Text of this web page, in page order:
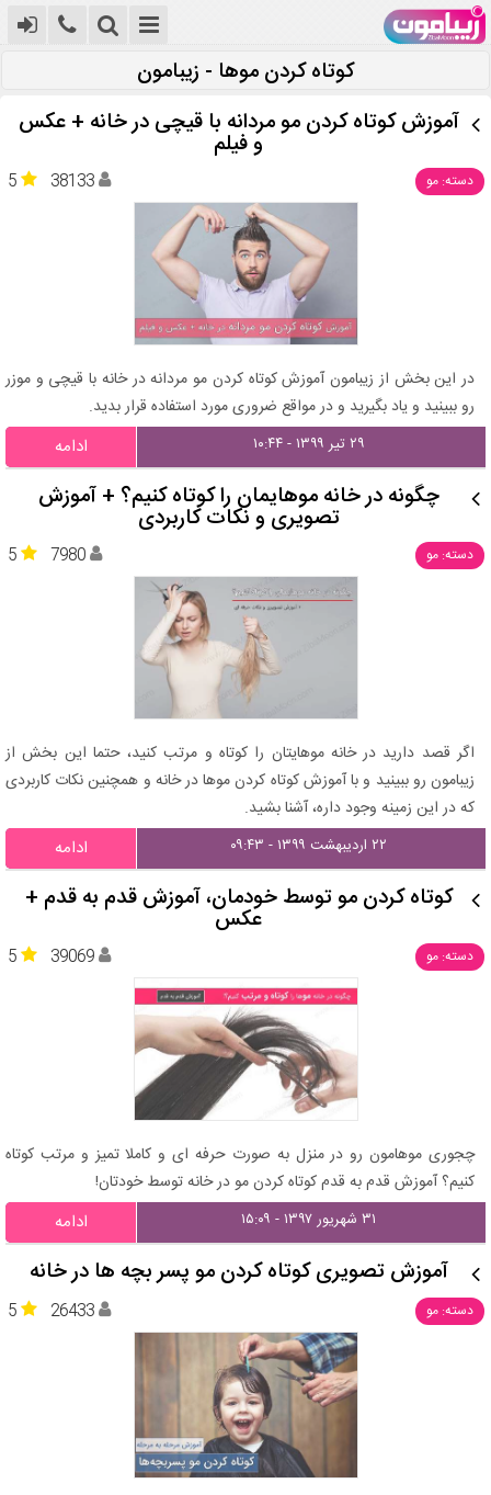
کوتاه کردن موها - زیبامون
آموزش كوتاه كردن مو مردانه با قیچی در خانه + عکس
و فیلم
دسته: مو 5 38133
در این بخش از زیبامون آموزش کوتاه کردن مو مردانه در خانه با قیچی و موزر
رو ببینید و یاد بگیرید و در مواقع ضروری مورد استفاده قرار بدید.
۲۹ تیر ۱۳۹۹ - ۱۰:۴۴ ادامه
چگونه در خانه موهایمان را کوتاه کنیم؟ + آموزش
تصویری و نکات کاربردی
دسته: مو 5 7980
اگر قصد دارید در خانه موهایتان را کوتاه و مرتب کنید، حتما این بخش از
زیبامون رو ببینید و با آموزش کوتاه کردن موها در خانه و همچنین نکات کاربردی
که در این زمینه وجود داره، آشنا بشید.
۲۲ اردیبهشت ۱۳۹۹ - ۰۹:۴۳ ادامه
کوتاه کردن مو توسط خودمان، آموزش قدم به قدم +
عکس
دسته: مو 5 39069
چجوری موهامون رو در منزل به صورت حرفه ای و کاملا تمیز و مرتب کوتاه
کنیم؟ آموزش قدم به قدم کوتاه کردن مو در خانه توسط خودتان!
۳۱ شهریور ۱۳۹۷ - ۱۵:۰۹ ادامه
آموزش تصویری کوتاه کردن مو پسر بچه ها در خانه
دسته: مو 5 26433